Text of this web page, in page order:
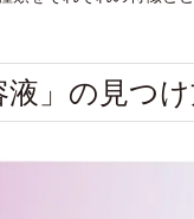
」の見つ